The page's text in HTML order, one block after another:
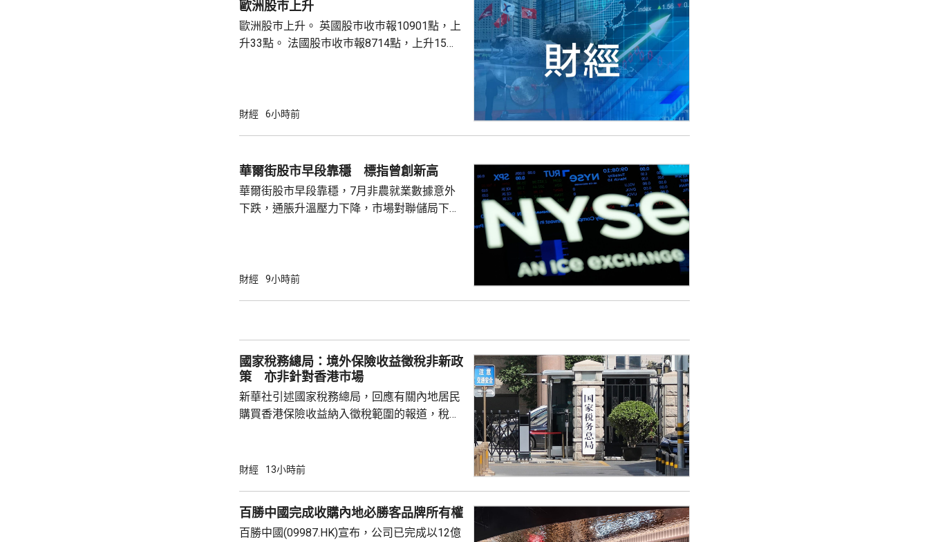
歐洲股巿上升
歐洲股巿上升。 英國股巿收巿報10901點，上
升33點。 法國股巿收巿報8714點，上升15
財經 6小時前
華爾街股市早段靠穩 標指曾創新高
華爾街股市早段靠穩，7月非農就業數據意外
下跌，通脹升溫壓力下降，市場對聯儲局下月
53965點，升80點； 標準普爾500指數報7737
財經 9小時前
國家稅務總局：境外保險收益徵稅非新政
策 亦非針對香港市場
新華社引述國家稅務總局，回應有關內地居民
購買香港保險收益納入徵稅範圍的報道，稅務
行納稅義務，境外保險收益也屬於應納稅所得
從境外取得，包括保險收益在內，應依法繳納
個人所得稅，是國際通行做法，亦是中國個人
財經 13小時前
百勝中國完成收購內地必勝客品牌所有權
百勝中國(09987.HK)宣布，公司已完成以12億